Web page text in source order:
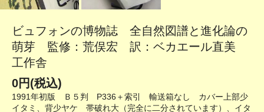
ビュフォンの博物誌 全自然図譜と進化論の
萌芽 監修：荒俣宏 訳：ベカエール直美
工作舎
0円(税込)
1991年初版 Ｂ５判 P336＋索引 輸送箱なし カバー上部少
イタミ、背少ヤケ 帯破れ大（完全に二分されています）、イタ